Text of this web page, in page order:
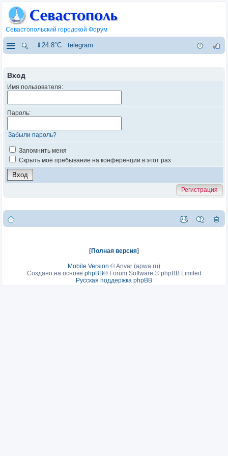
Севастопольский городской Форум
⇓24.8°C telegram
Вход
Имя пользователя:
Пароль:
Забыли пароль?
Запомнить меня
Скрыть моё пребывание на конференции в этот раз
Регистрация
[Полная версия]
Mobile Version ©Anvar (apwa.ru)
Создано на основе phpBB® Forum Software © phpBB Limited
Русская поддержка phpBB